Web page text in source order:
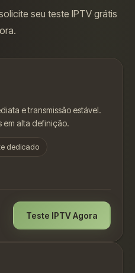
seu teste IPTV grátis
e transmissão estável.
em alta definição.
dedicado
Teste IPTV Agora